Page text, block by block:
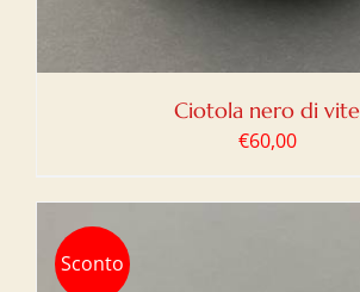
Ciotola nero di vite
€60,00
Sconto